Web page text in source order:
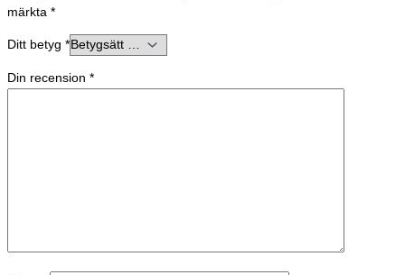
märkta *
Ditt betyg *
Din recension *